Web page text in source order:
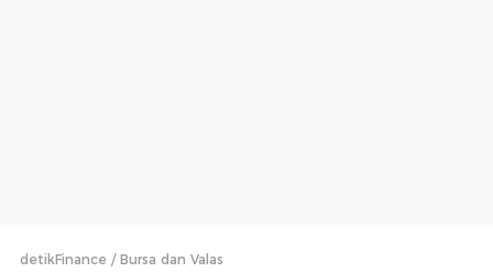
detikFinance Bursa dan Valas